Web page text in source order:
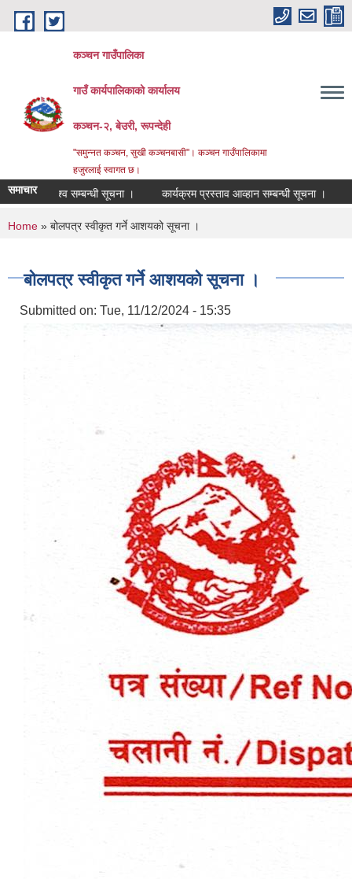
Skip to main content
कञ्चन गाउँपालिका
गाउँ कार्यपालिकाको कार्यालय
कञ्‍चन-२, बेउरी, रूपन्देही
"समुन्‍नत कञ्‍चन, सुखी कञ्‍चनबासी"। कञ्चन गाउँपालिकामा
हजुरलाई स्वागत छ।
समाचार
राजश्व सम्बन्धी सूचना । कार्यक्रम प्रस्ताव आव्हान सम्बन्धी सूचना । वडा नं २
You are here
Home » बोलपत्र स्वीकृत गर्ने आशयको सूचना ।
बोलपत्र स्वीकृत गर्ने आशयको सूचना ।
Submitted on: Tue, 11/12/2024 - 15:35